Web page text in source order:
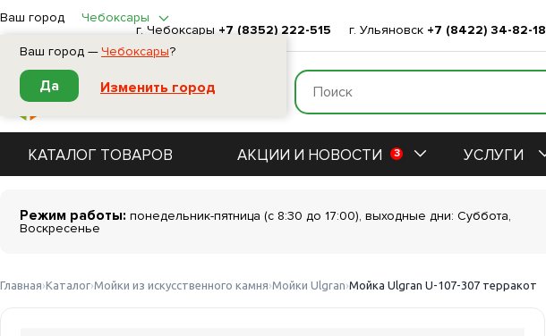
Ваш город —Чебоксары?
Да Изменить город
Ваш город
Чебоксары
г. Чебоксары +7 (8352) 222-515 г. Ульяновск +7 (8422) 34-82-18
КАТАЛОГ ТОВАРОВ АКЦИИ И НОВОСТИ 3 УСЛУГИ
Режим работы: понедельник-пятница (с 8:30 до 17:00), выходные дни: Суббота,
Воскресенье
Главная Каталог Мойки из искусственного камня Мойки Ulgran Мойка Ulgran U-107-307 терракот